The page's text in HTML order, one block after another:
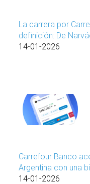
La carrera por
definición: De
14-01-2026
Carrefour Banco
Argentina con una
14-01-2026